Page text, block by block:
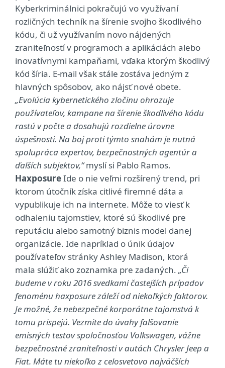
Kyberkriminálnici pokračujú vo využívaní
rozličných techník na šírenie svojho škodlivého
kódu, či už využívaním novo nájdených
zraniteľností v programoch a aplikáciách alebo
inovatívnymi kampaňami, vďaka ktorým škodlivý
kód šíria. E-mail však stále zostáva jedným z
hlavných spôsobov, ako nájsť nové obete.
„Evolúcia kybernetického zločinu ohrozuje
používateľov, kampane na šírenie škodlivého kódu
rastú v počte a dosahujú rozdielne úrovne
úspešnosti. Na boj proti týmto snahám je nutná
spolupráca expertov, bezpečnostných agentúr a
ďalších subjektov,“myslí si Pablo Ramos.
HaxposureIde o nie veľmi rozšírený trend, pri
ktorom útočník získa citlivé firemné dáta a
vypublikuje ich na internete. Môže to viesť k
odhaleniu tajomstiev, ktoré sú škodlivé pre
reputáciu alebo samotný biznis model danej
organizácie. Ide napríklad o únik údajov
používateľov stránky Ashley Madison, ktorá
mala slúžiť ako zoznamka pre zadaných. „Či
budeme v roku 2016 svedkami častejších prípadov
fenoménu haxposure záleží od niekoľkých faktorov.
Je možné, že nebezpečné korporátne tajomstvá k
tomu prispejú. Vezmite do úvahy falšovanie
emisných testov spoločnosťou Volkswagen, vážne
bezpečnostné zraniteľnosti v autách Chrysler Jeep a
Fiat. Máte tu niekoľko z celosvetovo najväčších